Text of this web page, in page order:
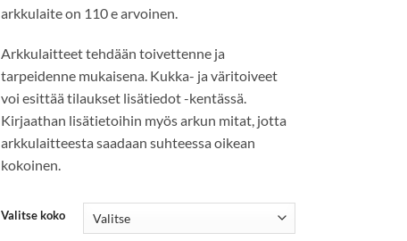
arkkulaite on 110 e arvoinen.
Arkkulaitteet tehdään toivettenne ja
tarpeidenne mukaisena. Kukka- ja väritoiveet
voi esittää tilaukset lisätiedot -kentässä.
Kirjaathan lisätietoihin myös arkun mitat, jotta
arkkulaitteesta saadaan suhteessa oikean
kokoinen.
Valitse koko